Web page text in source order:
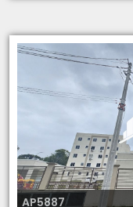
AP5887